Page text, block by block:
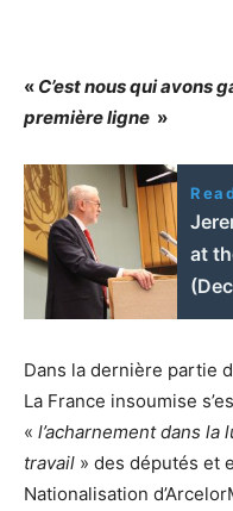
« C’est nous qui avons
première ligne »
at
Dans la dernière partie
La France insoumise
« l’acharnement dans la
travail » des députés et
Nationalisation